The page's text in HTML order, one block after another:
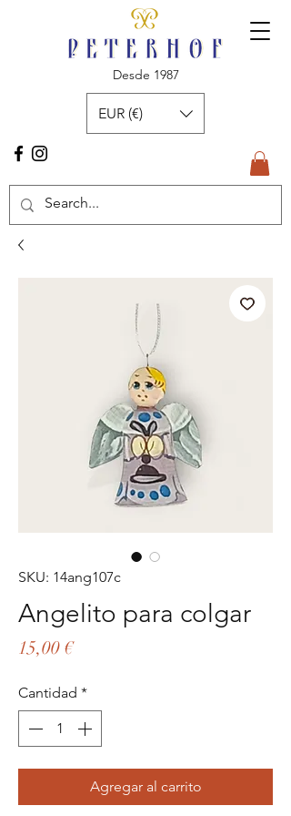
Desde 1987
EUR (€)
SKU: 14ang107c
Angelito para colgar
15,00 €Precio
Cantidad *
Agregar al carrito